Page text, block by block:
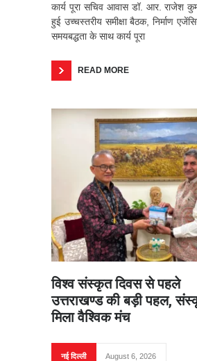
कार्य पूरा सचिव आवास डॉ. आर. राजेश
हुई उच्चस्तरीय समीक्षा बैठक, निर्माण
समयबद्धता के साथ कार्य पूरा
READ MORE
विश्व संस्कृत दिवस से पहले
उत्तराखण्ड की बड़ी पहल,
मिला वैश्विक मंच
नई दिल्ली August 6, 2026